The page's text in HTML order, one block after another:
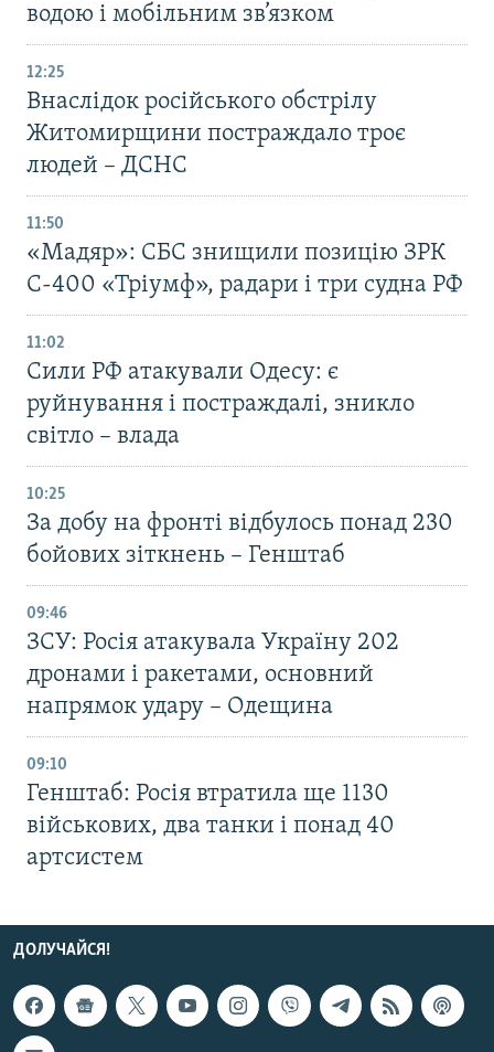
водою і мобільним зв’язком
12:25
Внаслідок російського обстрілу
Житомирщини постраждало троє
людей – ДСНС
11:50
«Мадяр»: СБС знищили позицію ЗРК
С-400 «Тріумф», радари і три судна РФ
11:02
Сили РФ атакували Одесу: є
руйнування і постраждалі, зникло
світло – влада
10:25
За добу на фронті відбулось понад 230
бойових зіткнень – Генштаб
09:46
ЗСУ: Росія атакувала Україну 202
дронами і ракетами, основний
напрямок удару – Одещина
09:10
Генштаб: Росія втратила ще 1130
військових, два танки і понад 40
артсистем
ДОЛУЧАЙСЯ!